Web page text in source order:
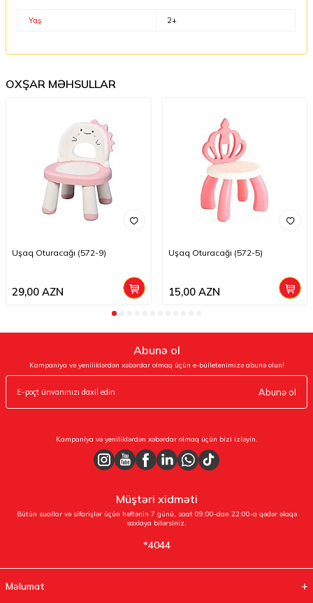
Yaş 2+
OXŞAR MƏHSULLAR
Uşaq Oturacağı (572-9)
29,00 AZN
Uşaq Oturacağı (572-5)
15,00AZN
Abunə ol
Kampaniya və yeniliklərdən xəbərdar olmaq üçün e-bülletenimizə abunə olun!
Abunə ol
Kampaniya və yeniliklərdən xəbərdar olmaq üçün bizi izləyin.
Müştəri xidməti
Bütün suallar və sifarişlər üçün həftənin 7 günü, saat 09:00-dan 22:00-a qədər əlaqə
saxlaya bilərsiniz.
*4044
Məlumat